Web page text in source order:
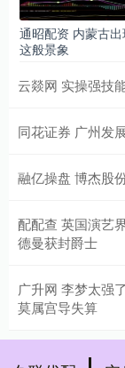
通昭配资 内蒙古
这般景象
云燚网 实操强技
同花证券 广州发
融亿操盘 博杰股
配配查 英国演艺
德曼获封爵士
广升网 李梦太强
莫属宫导失算